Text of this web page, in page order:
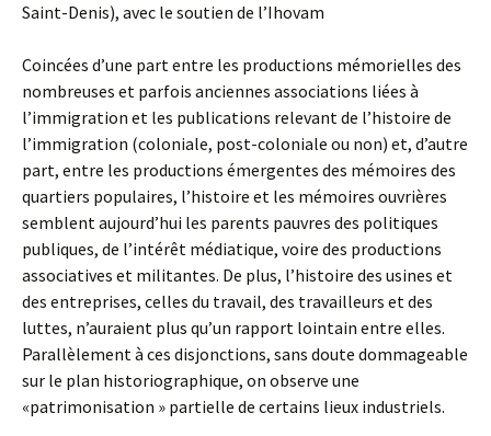
Saint-Denis), avec le soutien de l’Ihovam
Coincées d’une part entre les productions mémorielles des
nombreuses et parfois anciennes associations liées à
l’immigration et les publications relevant de l’histoire de
l’immigration (coloniale, post-coloniale ou non) et, d’autre
part, entre les productions émergentes des mémoires des
quartiers populaires, l’histoire et les mémoires ouvrières
semblent aujourd’hui les parents pauvres des politiques
publiques, de l’intérêt médiatique, voire des productions
associatives et militantes. De plus, l’histoire des usines et
des entreprises, celles du travail, des travailleurs et des
luttes, n’auraient plus qu’un rapport lointain entre elles.
Parallèlement à ces disjonctions, sans doute dommageable
sur le plan historiographique, on observe une
«patrimonisation » partielle de certains lieux industriels.